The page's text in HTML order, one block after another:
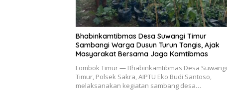
Bhabinkamtibmas Desa Suwangi Timur
Sambangi Warga Dusun Turun Tangis, Ajak
Masyarakat Bersama Jaga Kamtibmas
Lombok Timur — Bhabinkamtibmas Desa Suwangi
Timur, Polsek Sakra, AIPTU Eko Budi Santoso,
melaksanakan kegiatan sambang desa…